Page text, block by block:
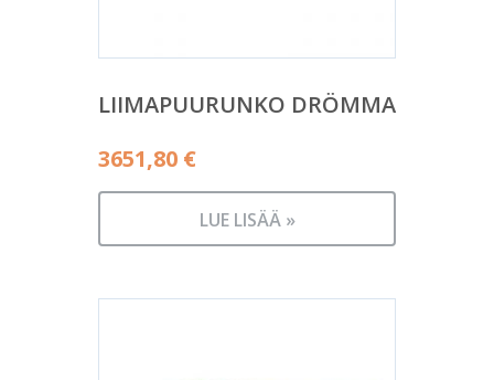
LIIMAPUURUNKO DRÖMMA
3651,80 €
LUE LISÄÄ »